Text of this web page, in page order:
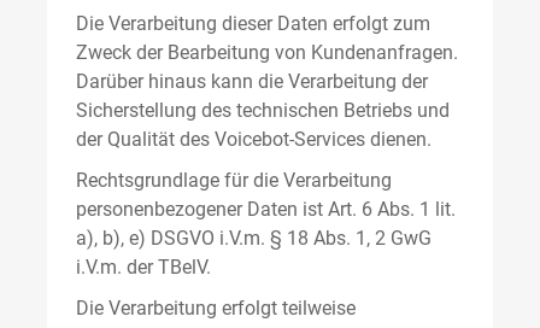
Die Verarbeitung dieser Daten erfolgt zum
Zweck der Bearbeitung von Kundenanfragen.
Darüber hinaus kann die Verarbeitung der
Sicherstellung des technischen Betriebs und
der Qualität des Voicebot-Services dienen.
Rechtsgrundlage für die Verarbeitung
personenbezogener Daten ist Art. 6 Abs. 1 lit.
a), b), e) DSGVO i.V.m. § 18 Abs. 1, 2 GwG
i.V.m. der TBelV.
Die Verarbeitung erfolgt teilweise